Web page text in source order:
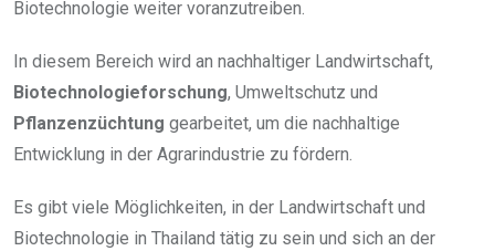
Biotechnologie weiter voranzutreiben.
In diesem Bereich wird an nachhaltiger Landwirtschaft,
Biotechnologieforschung, Umweltschutz und
Pflanzenzüchtung gearbeitet, um die nachhaltige
Entwicklung in der Agrarindustrie zu fördern.
Es gibt viele Möglichkeiten, in der Landwirtschaft und
Biotechnologie in Thailand tätig zu sein und sich an der